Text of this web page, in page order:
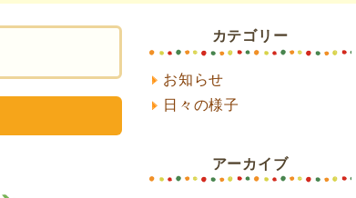
カテゴリー
お知らせ
日々の様子
アーカイブ